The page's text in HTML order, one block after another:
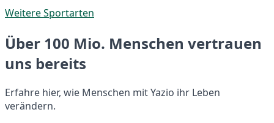
Weitere Sportarten
Über 100 Mio. Menschen vertrauen
uns bereits
Erfahre hier, wie Menschen mit Yazio ihr Leben
verändern.